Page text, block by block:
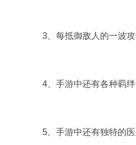
3、每抵御敌人的一波
4、手游中还有各种羁
5、手游中还有独特的